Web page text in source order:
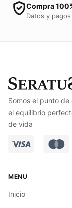
Compra
Datos y
Somos el punto
el equilibrio
de vida
Inicio